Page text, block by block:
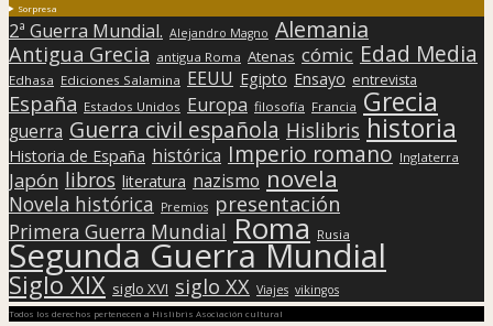
Sorpresa
2ª Guerra Mundial. Alejandro Magno Alemania
Antigua Grecia antigua Roma Atenas cómic Edad Media
Edhasa Ediciones Salamina EEUU Egipto Ensayo entrevista
España Estados Unidos Europa filosofía Francia Grecia
guerra Guerra civil española Hislibris historia
Historia de España histórica Imperio romano Inglaterra
Japón libros literatura nazismo novela
Novela histórica Premios presentación
Primera Guerra Mundial Roma Rusia
Segunda Guerra Mundial
Siglo XIX siglo XVI siglo XX Viajes vikingos
Todos los derechos pertenecen a Hislibris Asociación cultural